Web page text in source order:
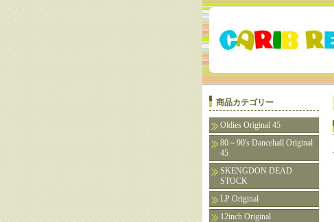
商品カテゴリー
Oldies Original 45
80～90's Dancehall Original
45
SKENGDON DEAD
STOCK
LP Original
12inch Original